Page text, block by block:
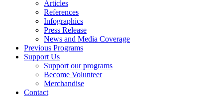
Articles
References
Infographics
Press Release
News and Media Coverage
Previous Programs
Support Us
Support our programs
Become Volunteer
Merchandise
Contact